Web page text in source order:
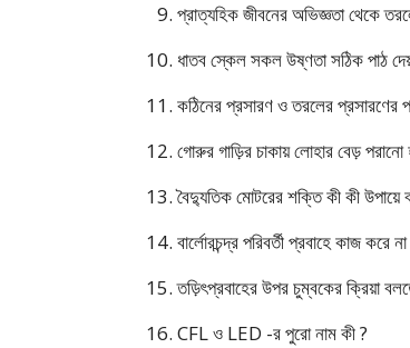
প্রাত্যহিক জীবনের অভিজ্ঞতা থেকে
ধাতব স্কেল সকল উষ্ণতা সঠিক পাঠ
কঠিনের প্রসারণ ও তরলের প্রসারণের
গোরুর গাড়ির চাকায় লোহার বেড় পরানো
বৈদ্যুতিক মোটরের শক্তি কী কী উপায়ে
বার্লোরচন্দ্র পরিবর্তী প্রবাহে কাজ করে
তড়িৎপ্রবাহের উপর চুম্বকের ক্রিয়া
CFL ও LED -র পুরো নাম কী ?